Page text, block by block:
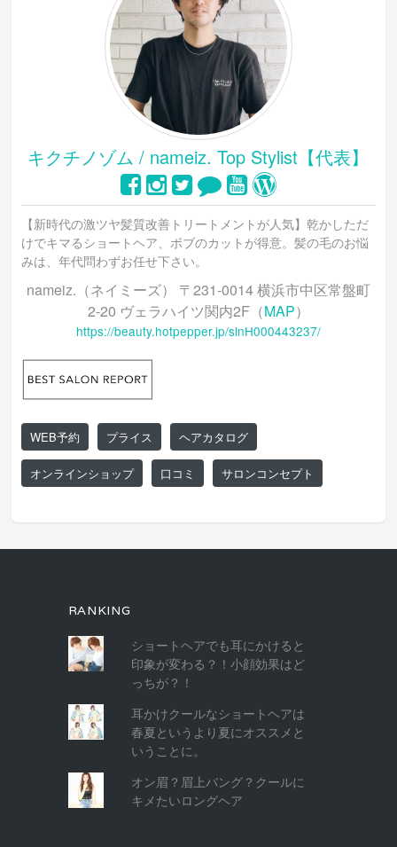
キクチノゾム / nameiz. Top Stylist【代表】
【新時代の激ツヤ髪質改善トリートメントが人気】乾かしただ
けでキマるショートヘア、ボブのカットが得意。髪の毛のお悩
みは、年代問わずお任せ下さい。
nameiz.（ネイミーズ） 〒231-0014 横浜市中区常盤町
2-20 ヴェラハイツ関内2F（MAP）
https://beauty.hotpepper.jp/slnH000443237/
WEB予約 プライス ヘアカタログ
オンラインショップ 口コミ サロンコンセプト
RANKING
ショートヘアでも耳にかけると
印象が変わる？！小顔効果はど
っちが？！
耳かけクールなショートヘアは
春夏というより夏にオススメと
いうことに。
オン眉？眉上バング？クールに
キメたいロングヘア